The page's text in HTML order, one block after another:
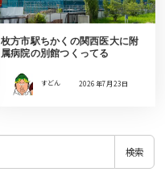
枚方市駅ちかくの関西医大に附
属病院の別館つくってる
すどん 2026年7月23日
検索